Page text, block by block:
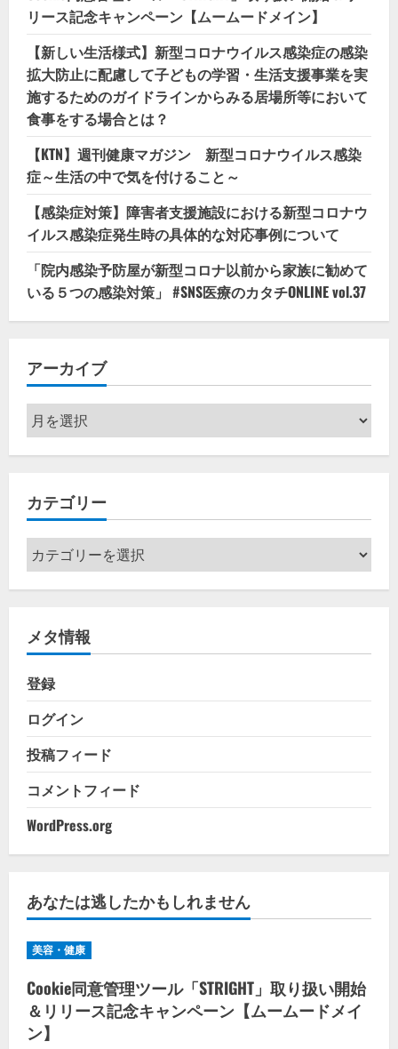
リース記念キャンペーン【ムームードメイン】
【新しい生活様式】新型コロナウイルス感染症の感染
拡大防止に配慮して子どもの学習・生活支援事業を実
施するためのガイドラインからみる居場所等において
食事をする場合とは？
【KTN】週刊健康マガジン 新型コロナウイルス感染
症～生活の中で気を付けること～
【感染症対策】障害者支援施設における新型コロナウ
イルス感染症発生時の具体的な対応事例について
「院内感染予防屋が新型コロナ以前から家族に勧めて
いる５つの感染対策」 #SNS医療のカタチONLINE vol.37
アーカイブ
ア
ー
カ
ブ
カテゴリー
カ
テ
ゴ
ー
メタ情報
登録
ログイン
投稿フィード
コメントフィード
WordPress.org
あなたは逃したかもしれません
美容・健康
Cookie同意管理ツール「STRIGHT」取り扱い開始
＆リリース記念キャンペーン【ムームードメイ
ン】